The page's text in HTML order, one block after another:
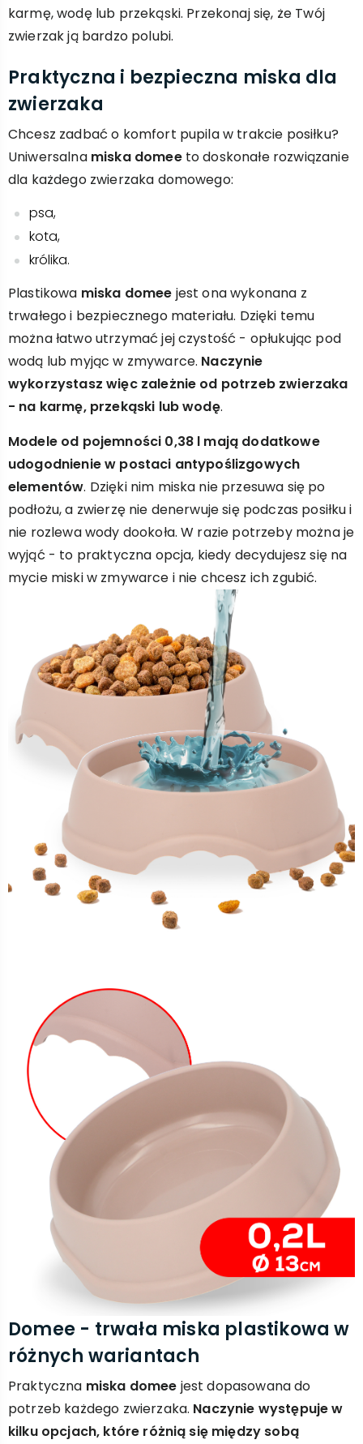
karmę, wodę lub przekąski. Przekonaj się, że Twój
zwierzak ją bardzo polubi.
Praktyczna i bezpieczna miska dla
zwierzaka
Chcesz zadbać o komfort pupila w trakcie posiłku?
Uniwersalna miska domeeto doskonałe rozwiązanie
dla każdego zwierzaka domowego:
psa,
kota,
królika.
Plastikowa miska domee jest ona wykonana z
trwałego i bezpiecznego materiału. Dzięki temu
można łatwo utrzymać jej czystość - opłukując pod
wodą lub myjąc w zmywarce. Naczynie
wykorzystasz więc zależnie od potrzeb zwierzaka
- na karmę, przekąski lub wodę.
Modele od pojemności 0,38 l mają dodatkowe
udogodnienie w postaci antypoślizgowych
elementów. Dzięki nim miska nie przesuwa się po
podłożu, a zwierzę nie denerwuje się podczas posiłku i
nie rozlewa wody dookoła. W razie potrzeby można je
wyjąć - to praktyczna opcja, kiedy decydujesz się na
mycie miski w zmywarce i nie chcesz ich zgubić.
Domee - trwała miska plastikowa w
różnych wariantach
Praktyczna miska domee jest dopasowana do
potrzeb każdego zwierzaka. Naczynie występuje w
kilku opcjach, które różnią się między sobą